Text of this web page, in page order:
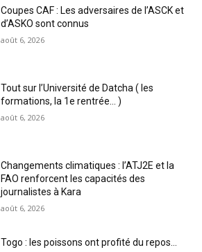
Coupes CAF : Les adversaires de l’ASCK et
d’ASKO sont connus
août 6, 2026
Tout sur l’Université de Datcha ( les
formations, la 1e rentrée… )
août 6, 2026
Changements climatiques : l’ATJ2E et la
FAO renforcent les capacités des
journalistes à Kara
août 6, 2026
Togo : les poissons ont profité du repos…